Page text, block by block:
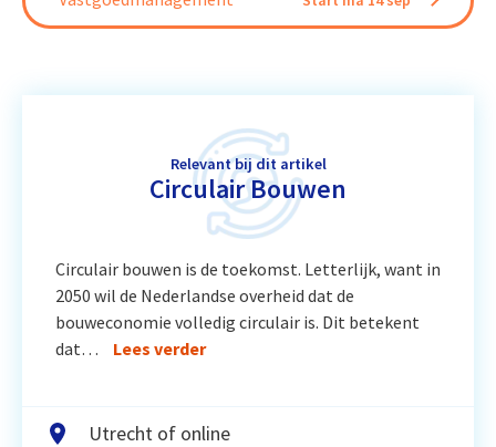
Relevant bij dit artikel
Circulair Bouwen
Circulair bouwen is de toekomst. Letterlijk, want in
2050 wil de Nederlandse overheid dat de
bouweconomie volledig circulair is. Dit betekent
dat…
Lees verder
Utrecht of online